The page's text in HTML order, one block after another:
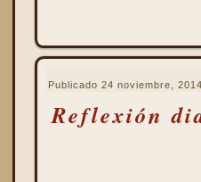
Publicado 24 noviembre,
Reflexión